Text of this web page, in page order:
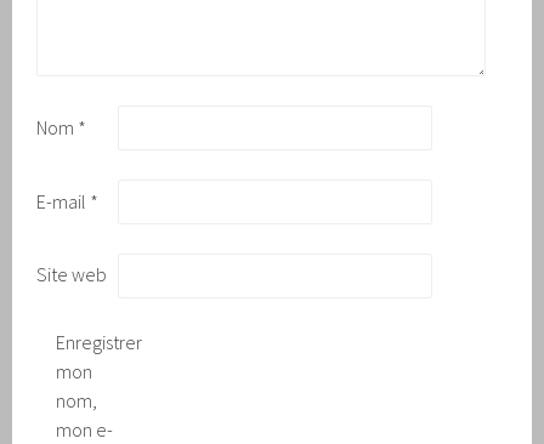
Nom *
E-mail *
Site web
Enregistrer
mon
nom,
mon e-